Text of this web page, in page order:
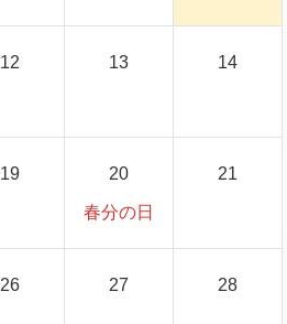
12 13 14
19 20
春分の日
21
26 27 28